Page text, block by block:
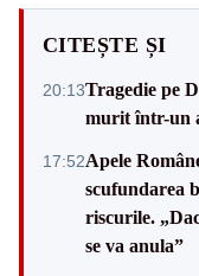
CITEȘTE ȘI
20:13Tragedie pe
murit într-un
17:52Apele
scufundarea
riscurile.
se va anula”